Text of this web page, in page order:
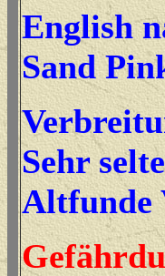
English
Sand
Sehr
Altfunde